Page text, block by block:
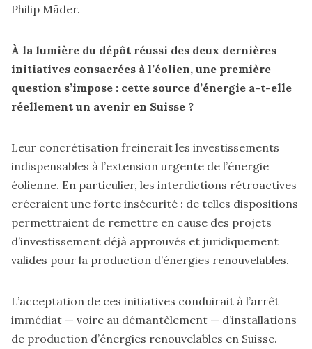
Philip Mäder.
À la lumière du dépôt réussi des deux dernières
initiatives consacrées à l’éolien, une première
question s’impose : cette source d’énergie a-t-elle
réellement un avenir en Suisse ?
Leur concrétisation freinerait les investissements
indispensables à l’extension urgente de l’énergie
éolienne. En particulier, les interdictions rétroactives
créeraient une forte insécurité : de telles dispositions
permettraient de remettre en cause des projets
d’investissement déjà approuvés et juridiquement
valides pour la production d’énergies renouvelables.
L’acceptation de ces initiatives conduirait à l’arrêt
immédiat — voire au démantèlement — d’installations
de production d’énergies renouvelables en Suisse.